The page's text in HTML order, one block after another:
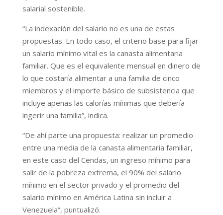
salarial sostenible.
“La indexación del salario no es una de estas
propuestas. En todo caso, el criterio base para fijar
un salario mínimo vital es la canasta alimentaria
familiar. Que es el equivalente mensual en dinero de
lo que costaría alimentar a una familia de cinco
miembros y el importe básico de subsistencia que
incluye apenas las calorías mínimas que debería
ingerir una familia”, indica.
“De ahí parte una propuesta: realizar un promedio
entre una media de la canasta alimentaria familiar,
en este caso del Cendas, un ingreso mínimo para
salir de la pobreza extrema, el 90% del salario
mínimo en el sector privado y el promedio del
salario mínimo en América Latina sin incluir a
Venezuela”, puntualizó.